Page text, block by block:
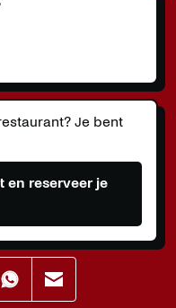
Je bent
en reserveer je
Effenaar
op
Effenaar
op